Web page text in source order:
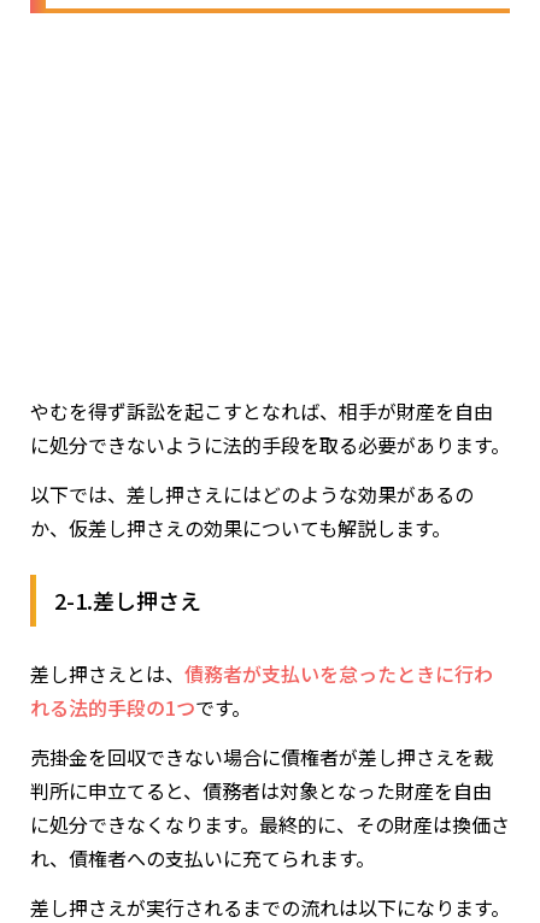
やむを得ず訴訟を起こすとなれば、相手が財産を自由
に処分できないように法的手段を取る必要があります。
以下では、差し押さえにはどのような効果があるの
か、仮差し押さえの効果についても解説します。
2-1.差し押さえ
差し押さえとは、 債務者が支払いを怠ったときに行わ
れる法的手段の1つです。
売掛金を回収できない場合に債権者が差し押さえを裁
判所に申立てると、債務者は対象となった財産を自由
に処分できなくなります。最終的に、その財産は換価さ
れ、債権者への支払いに充てられます。
差し押さえが実行されるまでの流れは以下になります。